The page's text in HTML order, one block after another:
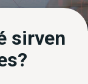
sirven